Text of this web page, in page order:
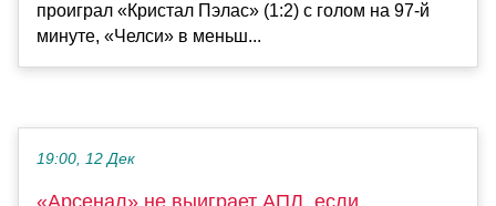
проиграл «Кристал Пэлас» (1:2) с голом на 97-й
минуте, «Челси» в меньш...
19:00, 12 Дек